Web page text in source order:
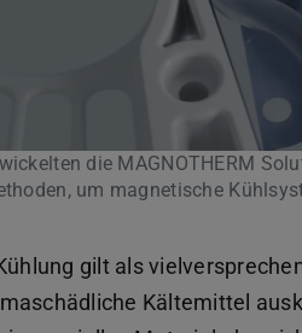
die MAGNOTHERM
um magnetische
gilt als
Kältemittel